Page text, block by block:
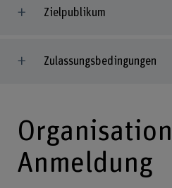
Zielpublikum
Zulassungsbedingungen
Anmeldung